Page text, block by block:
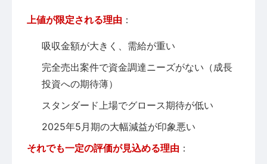
上値が限定される理由 ：
吸収金額が大きく、需給が重い
完全売出案件で資金調達ニーズがない（成長
投資への期待薄）
スタンダード上場でグロース期待が低い
2025年5月期の大幅減益が印象悪い
それでも一定の評価が見込める理由 ：